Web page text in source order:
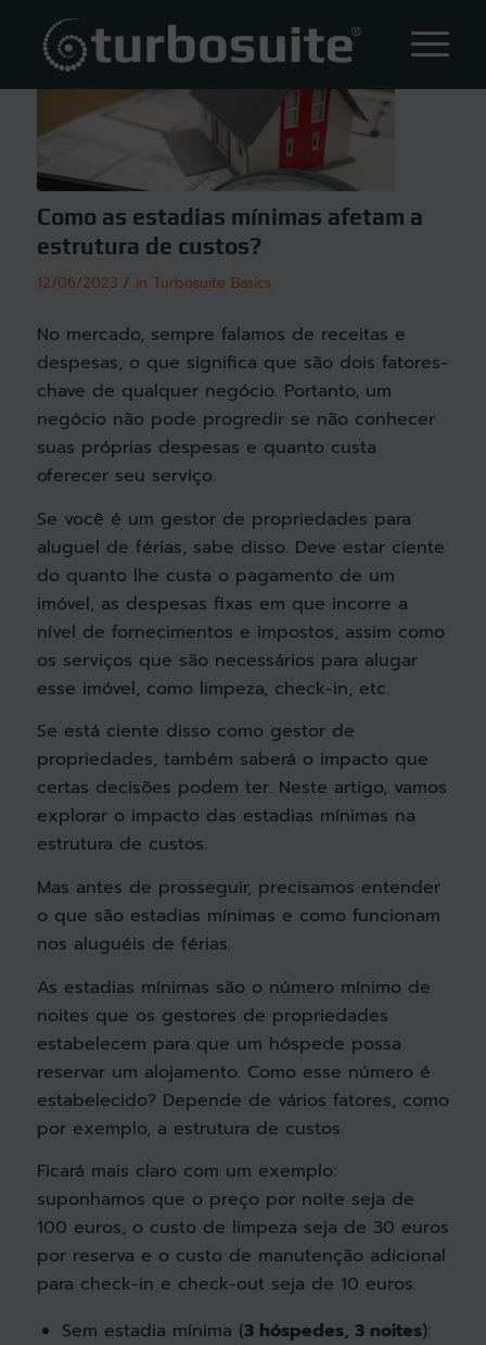
Como as estadias mínimas afetam a
estrutura de custos?
12/06/2023 / in Turbosuite Basics
No mercado, sempre falamos de receitas e
despesas, o que significa que são dois fatores-
chave de qualquer negócio. Portanto, um
negócio não pode progredir se não conhecer
suas próprias despesas e quanto custa
oferecer seu serviço.
Se você é um gestor de propriedades para
aluguel de férias, sabe disso. Deve estar ciente
do quanto lhe custa o pagamento de um
imóvel, as despesas fixas em que incorre a
nível de fornecimentos e impostos, assim como
os serviços que são necessários para alugar
esse imóvel, como limpeza, check-in, etc.
Se está ciente disso como gestor de
propriedades, também saberá o impacto que
certas decisões podem ter. Neste artigo, vamos
explorar o impacto das estadias mínimas na
estrutura de custos.
Mas antes de prosseguir, precisamos entender
o que são estadias mínimas e como funcionam
nos aluguéis de férias.
As estadias mínimas são o número mínimo de
noites que os gestores de propriedades
estabelecem para que um hóspede possa
reservar um alojamento. Como esse número é
estabelecido? Depende de vários fatores, como
por exemplo, a estrutura de custos.
Ficará mais claro com um exemplo:
suponhamos que o preço por noite seja de
100 euros, o custo de limpeza seja de 30 euros
por reserva e o custo de manutenção adicional
para check-in e check-out seja de 10 euros.
Sem estadia mínima (3 hóspedes, 3 noites):